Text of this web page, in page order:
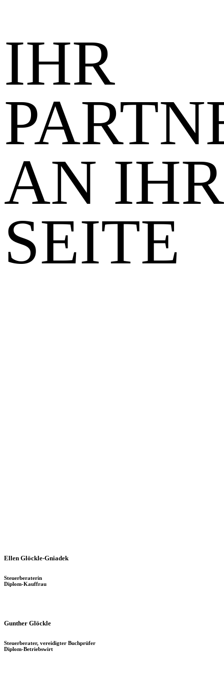
IHR
AN
SEITE
Ellen Glöckle-Gniadek
Steuerberaterin
Diplom-Kauffrau
Gunther Glöckle
Steuerberater, vereidigter Buchprüfer
Diplom-Betriebswirt